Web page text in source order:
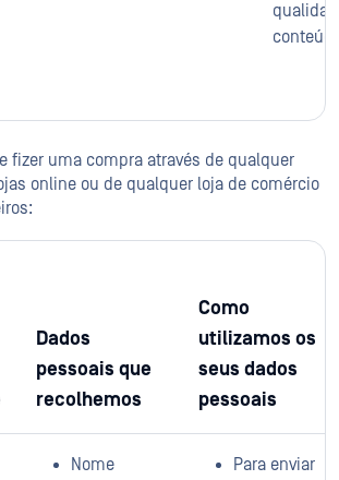
fizer uma compra através de qualquer
online ou de qualquer loja de comércio
Dados
pessoais que
recolhemos
Como
utilizamos os
seus dados
pessoais
Nome
Para enviar